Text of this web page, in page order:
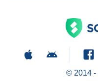
© 2014 -